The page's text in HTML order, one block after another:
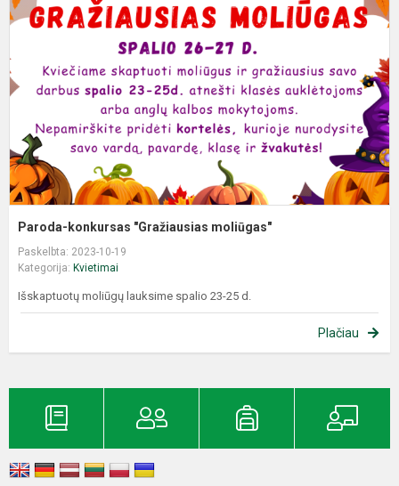
Paroda-konkursas "Gražiausias moliūgas"
Paskelbta: 2023-10-19
Kategorija: Kvietimai
Išskaptuotų moliūgų lauksime spalio 23-25 d.
Plačiau